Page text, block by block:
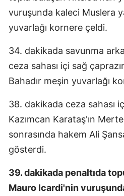
vuruşunda kaleci Muslera
yuvarlağı kornere çeldi.
34. dakikada savunma
ceza sahası içi sağ
Bahadır meşin yuvarlağı
38. dakikada ceza sahası
Kazımcan Karataş'ın
sonrasında hakem Ali
gösterdi.
39. dakikada penaltıda
Mauro Icardi'nin